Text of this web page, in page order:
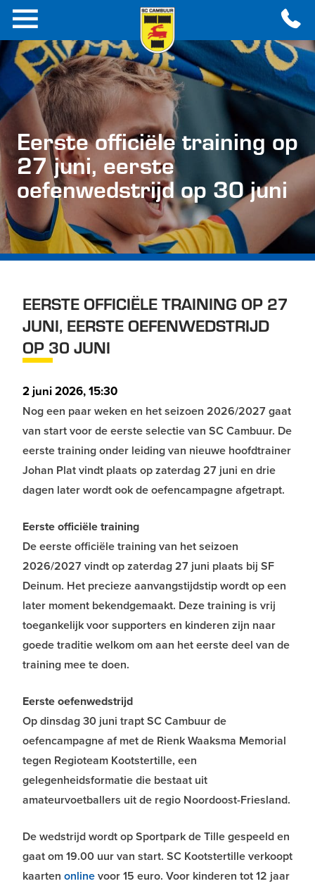
Eerste officiële training op
27 juni, eerste
oefenwedstrijd op 30 juni
EERSTE OFFICIËLE TRAINING OP 27
JUNI, EERSTE OEFENWEDSTRIJD
OP 30 JUNI
2 juni 2026, 15:30
Nog een paar weken en het seizoen 2026/2027 gaat
van start voor de eerste selectie van SC Cambuur. De
eerste training onder leiding van nieuwe hoofdtrainer
Johan Plat vindt plaats op zaterdag 27 juni en drie
dagen later wordt ook de oefencampagne afgetrapt.
Eerste officiële training
De eerste officiële training van het seizoen
2026/2027 vindt op zaterdag 27 juni plaats bij SF
Deinum. Het precieze aanvangstijdstip wordt op een
later moment bekendgemaakt. Deze training is vrij
toegankelijk voor supporters en kinderen zijn naar
goede traditie welkom om aan het eerste deel van de
training mee te doen.
Eerste oefenwedstrijd
Op dinsdag 30 juni trapt SC Cambuur de
oefencampagne af met de Rienk Waaksma Memorial
tegen Regioteam Kootstertille, een
gelegenheidsformatie die bestaat uit
amateurvoetballers uit de regio Noordoost-Friesland.
De wedstrijd wordt op Sportpark de Tille gespeeld en
gaat om 19.00 uur van start. SC Kootstertille verkoopt
kaarten onlinevoor 15 euro. Voor kinderen tot 12 jaar